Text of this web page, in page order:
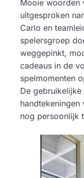
Mooie woorden
uitgesproken
Carlo en
spelersgroep
weggepinkt,
cadeaus in de
spelmomenten
De
nog persoonlijk